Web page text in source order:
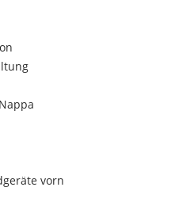
vorn